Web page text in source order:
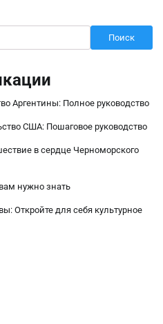
Поиск
Аргентины: Полное руководство
США: Пошаговое руководство
в сердце Черноморского
нужно знать
Откройте для себя культурное